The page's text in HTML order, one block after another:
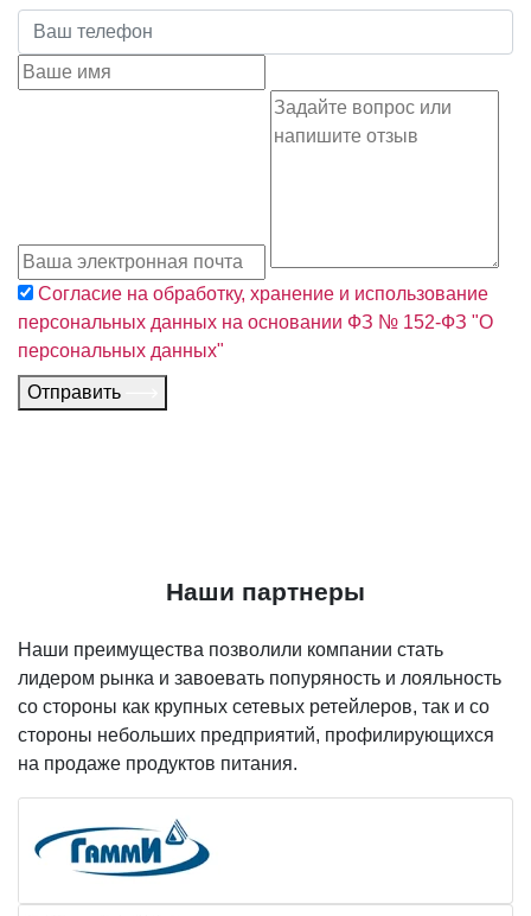
Согласие на обработку, хранение и использование
персональных данных на основании ФЗ № 152-ФЗ "О
персональных данных"
Отправить
Наши партнеры
Наши преимущества позволили компании стать
лидером рынка и завоевать попуряность и лояльность
со стороны как крупных сетевых ретейлеров, так и со
стороны небольших предприятий, профилирующихся
на продаже продуктов питания.